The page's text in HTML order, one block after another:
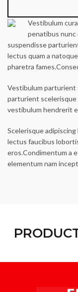
Vestibulum
penatibus nunc
suspendisse
lectus quam a
pharetra
Vestibulum parturient
parturient scelerisque
vestibulum hendrerit
Scelerisque
lectus faucibus
eros.Condimentum a
elementum nam